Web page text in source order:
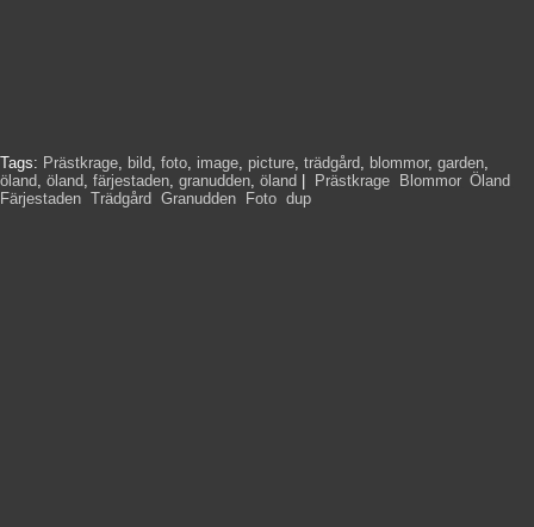
Tags: Prästkrage, bild, foto, image, picture, trädgård, blommor, garden,
öland, öland, färjestaden, granudden, öland Prästkrage Blommor, Öland
Färjestaden Trädgård Granudden Foto dup